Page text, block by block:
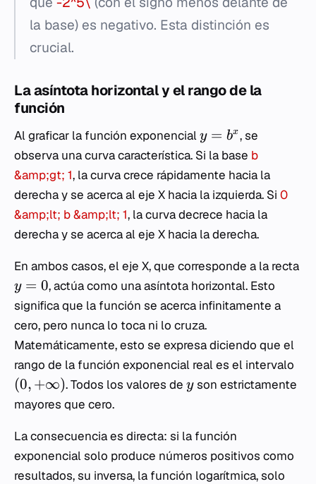
la base) es negativo. Esta distinción es
crucial.
La asíntota horizontal y el rango de la
función
Al graficar la función exponencial y = bx, se
observa una curva característica. Si la base b
&amp;gt; 1, la curva crece rápidamente hacia la
derecha y se acerca al eje X hacia la izquierda. Si 0
&amp;lt; b &amp;lt; 1, la curva decrece hacia la
derecha y se acerca al eje X hacia la derecha.
En ambos casos, el eje X, que corresponde a la recta
y = 0, actúa como una asíntota horizontal. Esto
significa que la función se acerca infinitamente a
cero, pero nunca lo toca ni lo cruza.
Matemáticamente, esto se expresa diciendo que el
rango de la función exponencial real es el intervalo
(0, +∞). Todos los valores dey son estrictamente
mayores que cero.
La consecuencia es directa: si la función
exponencial solo produce números positivos como
resultados, su inversa, la función logarítmica, solo